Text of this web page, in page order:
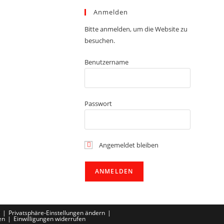
Anmelden
Bitte anmelden, um die Website zu
besuchen.
Benutzername
Passwort
Angemeldet bleiben
Privatsphäre-Einstellungen ändern
Einwilligungen widerrufen